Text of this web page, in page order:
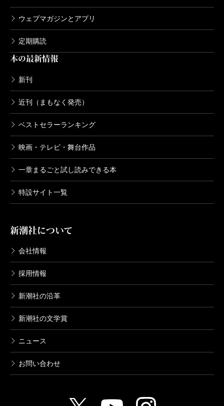
自体が男の神と女の神がまぐわって出来たエロい
子供たちなのだ。そう、日本の地形はエロスなの
である。地形や自然がエロスなのだ。私も何十年
も地形のエロスを世に問うて来たが、これは、日
本の古典の流れからの整合性のある主張なのだ。
古典を原文でいきなり読むのはかなり難しいだ
ろう。まずは大塚さんのこの本を読み常識を洗っ
てから参ろう。
（えがわ・たつや 漫画家）
ウェブマガジンとアプリ
定期購読
本の最新情報
新刊
近刊（まもなく発売）
ベストセラーランキング
映画・テレビ・舞台作品
一章まるごと試し読みできる本
特設サイト一覧
新潮社について
会社情報
採用情報
新潮社の沿革
新潮社の文学賞
ニュース
お問い合わせ